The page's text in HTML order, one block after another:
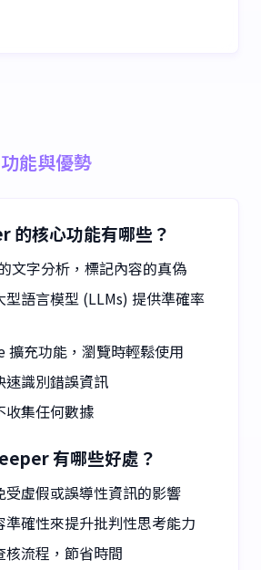
能與優勢
的核心功能有哪些？
文字分析，標記內容的真偽
型語言模型 (LLMs) 提供準確率
擴充功能，瀏覽時輕鬆使用
速識別錯誤資訊
收集任何數據
有哪些好處？
受虛假或誤導性資訊的影響
準確性來提升批判性思考能力
核流程，節省時間